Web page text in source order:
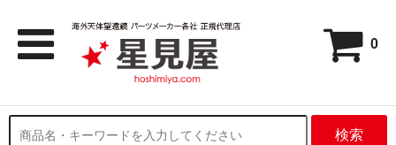
0
検索